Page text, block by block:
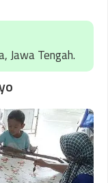
Jawa Tengah.